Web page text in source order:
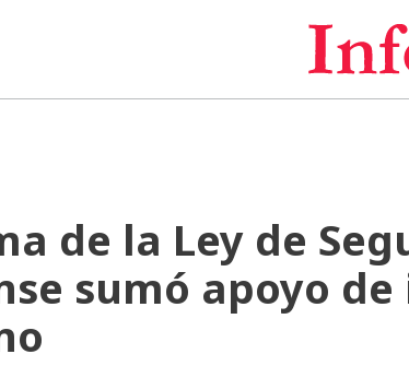
de la Ley de
sumó apoyo